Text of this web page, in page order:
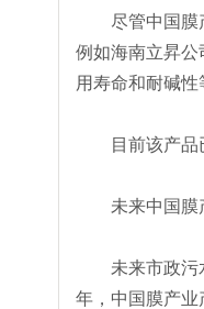
尽管中国膜产
例如海南立昇
用寿命和耐碱
目前该产品已
未来中国膜
未来市政污水
年，中国膜产业